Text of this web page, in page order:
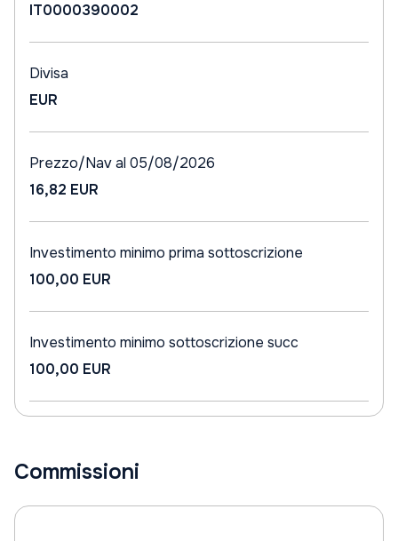
IT0000390002
Divisa
EUR
Prezzo/Nav al 05/08/2026
16,82 EUR
Investimento minimo prima sottoscrizione
100,00 EUR
Investimento minimo sottoscrizione succ
100,00 EUR
Commissioni